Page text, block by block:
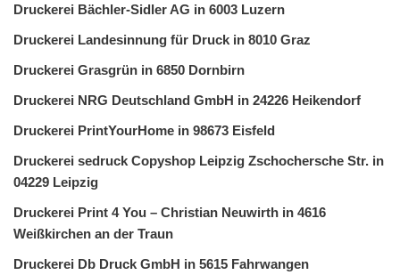
Druckerei Bächler-Sidler AG in 6003 Luzern
Druckerei Landesinnung für Druck in 8010 Graz
Druckerei Grasgrün in 6850 Dornbirn
Druckerei NRG Deutschland GmbH in 24226 Heikendorf
Druckerei PrintYourHome in 98673 Eisfeld
Druckerei sedruck Copyshop Leipzig Zschochersche Str. in
04229 Leipzig
Druckerei Print 4 You – Christian Neuwirth in 4616
Weißkirchen an der Traun
Druckerei Db Druck GmbH in 5615 Fahrwangen